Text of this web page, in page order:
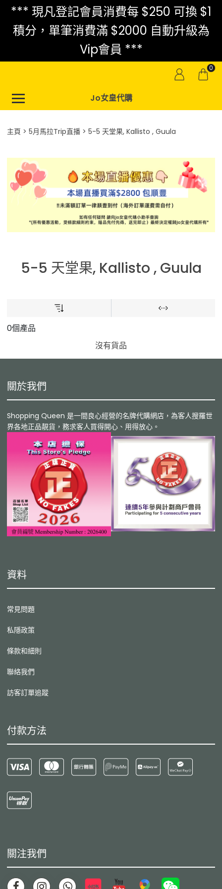
*** 現凡登記會員消費每 $250 可換 $1
積分，單筆消費滿 $2000 自動升級為
Vip會員 ***
0
Jo女皇代購
主頁 5月馬拉Trip直播 5-5 天堂果, Kallisto , Guula
5-5 天堂果, Kallisto , Guula
0個產品
沒有貨品
關於我們
Shopping Queen 是一間良心經營的名牌代購網店，為客人搜羅世
界各地正品靚貨，務求客人買得開心、用得放心。
資料
常見問題
私隱政策
條款和細則
聯絡我們
訪客訂單追蹤
付款方法
關注我們